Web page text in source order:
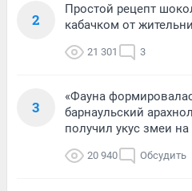
2
Простой рецепт
кабачком от
21 301 3
3
«Фауна
барнаульский
получил укус змеи
20 940 Обсудить